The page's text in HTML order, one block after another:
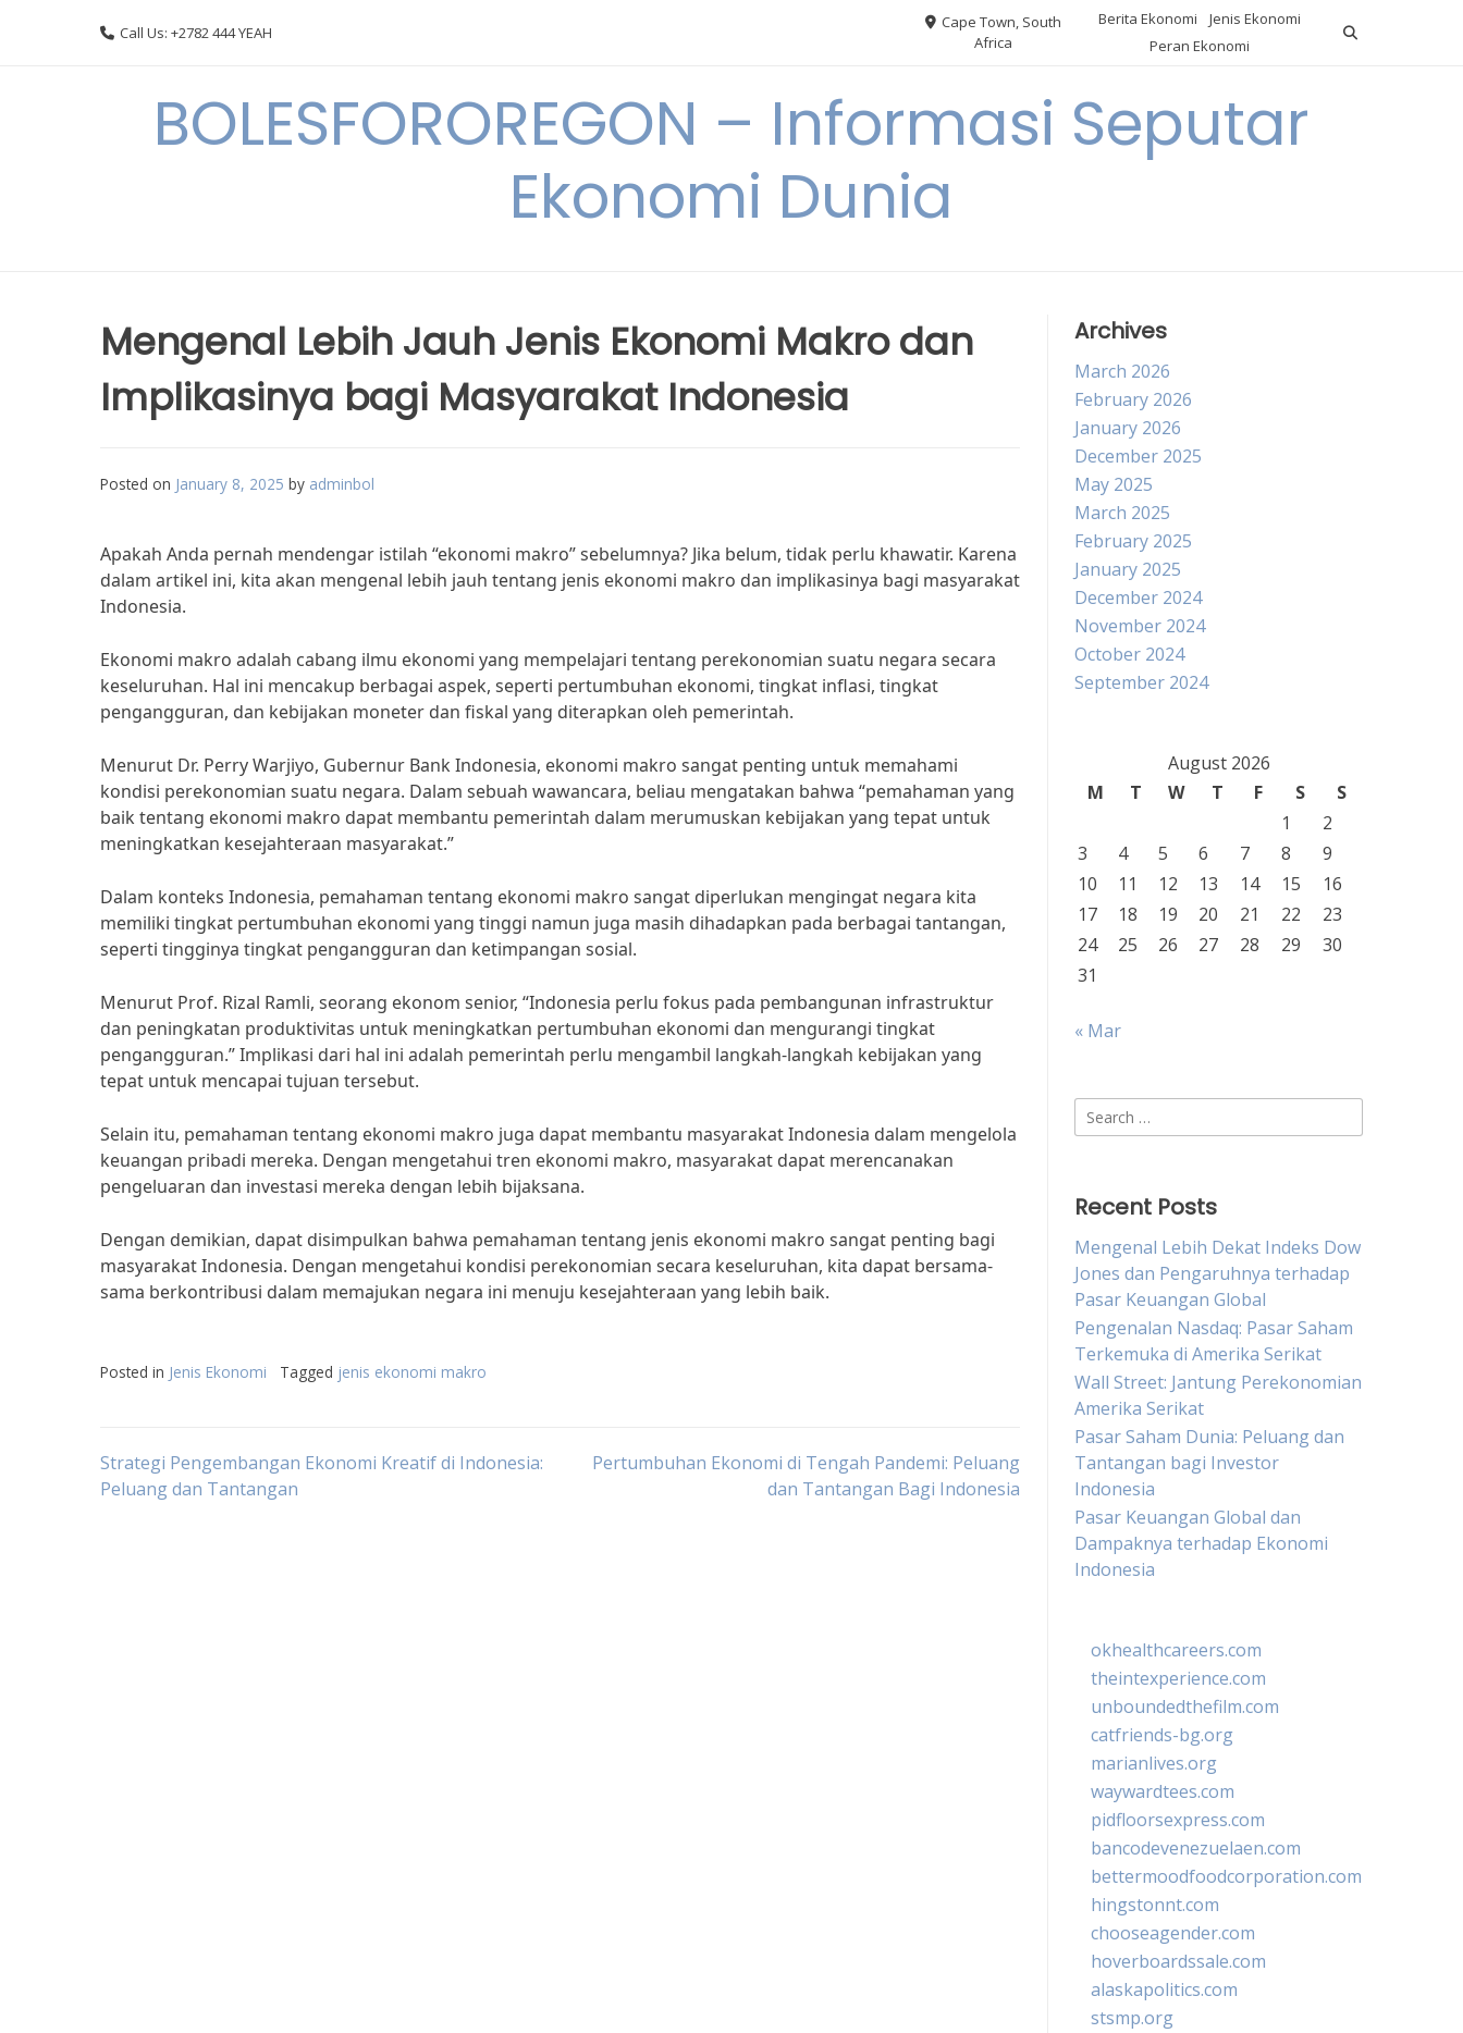
Call Us: +2782 444 YEAH
Cape Town, South
Africa
Berita Ekonomi
Jenis Ekonomi
Peran Ekonomi
BOLESFOROREGON – Informasi Seputar
Ekonomi Dunia
Mengenal Lebih Jauh Jenis Ekonomi Makro dan
Implikasinya bagi Masyarakat Indonesia
Posted on January 8, 2025 by adminbol
Apakah Anda pernah mendengar istilah “ekonomi makro” sebelumnya? Jika belum, tidak perlu khawatir. Karena
dalam artikel ini, kita akan mengenal lebih jauh tentang jenis ekonomi makro dan implikasinya bagi masyarakat
Indonesia.
Ekonomi makro adalah cabang ilmu ekonomi yang mempelajari tentang perekonomian suatu negara secara
keseluruhan. Hal ini mencakup berbagai aspek, seperti pertumbuhan ekonomi, tingkat inflasi, tingkat
pengangguran, dan kebijakan moneter dan fiskal yang diterapkan oleh pemerintah.
Menurut Dr. Perry Warjiyo, Gubernur Bank Indonesia, ekonomi makro sangat penting untuk memahami
kondisi perekonomian suatu negara. Dalam sebuah wawancara, beliau mengatakan bahwa “pemahaman yang
baik tentang ekonomi makro dapat membantu pemerintah dalam merumuskan kebijakan yang tepat untuk
meningkatkan kesejahteraan masyarakat.”
Dalam konteks Indonesia, pemahaman tentang ekonomi makro sangat diperlukan mengingat negara kita
memiliki tingkat pertumbuhan ekonomi yang tinggi namun juga masih dihadapkan pada berbagai tantangan,
seperti tingginya tingkat pengangguran dan ketimpangan sosial.
Menurut Prof. Rizal Ramli, seorang ekonom senior, “Indonesia perlu fokus pada pembangunan infrastruktur
dan peningkatan produktivitas untuk meningkatkan pertumbuhan ekonomi dan mengurangi tingkat
pengangguran.” Implikasi dari hal ini adalah pemerintah perlu mengambil langkah-langkah kebijakan yang
tepat untuk mencapai tujuan tersebut.
Selain itu, pemahaman tentang ekonomi makro juga dapat membantu masyarakat Indonesia dalam mengelola
keuangan pribadi mereka. Dengan mengetahui tren ekonomi makro, masyarakat dapat merencanakan
pengeluaran dan investasi mereka dengan lebih bijaksana.
Dengan demikian, dapat disimpulkan bahwa pemahaman tentang jenis ekonomi makro sangat penting bagi
masyarakat Indonesia. Dengan mengetahui kondisi perekonomian secara keseluruhan, kita dapat bersama-
sama berkontribusi dalam memajukan negara ini menuju kesejahteraan yang lebih baik.
Posted in Jenis Ekonomi Tagged jenis ekonomi makro
Post
Strategi Pengembangan Ekonomi Kreatif di Indonesia:
Peluang dan Tantangan
Pertumbuhan Ekonomi di Tengah Pandemi: Peluang
dan Tantangan Bagi Indonesia
Archives
March 2026
February 2026
January 2026
December 2025
May 2025
March 2025
February 2025
January 2025
December 2024
November 2024
October 2024
September 2024
August 2026
M
T W T F S
S
1
2
3
4 5 6 7 8
9
10
11 12 13 14 15
16
17
18 19 20 21 22
23
24
25 26 27 28 29
30
31
« Mar
Search
for:
Recent Posts
Mengenal Lebih Dekat Indeks Dow
Jones dan Pengaruhnya terhadap
Pasar Keuangan Global
Pengenalan Nasdaq: Pasar Saham
Terkemuka di Amerika Serikat
Wall Street: Jantung Perekonomian
Amerika Serikat
Pasar Saham Dunia: Peluang dan
Tantangan bagi Investor
Indonesia
Pasar Keuangan Global dan
Dampaknya terhadap Ekonomi
Indonesia
okhealthcareers.com
theintexperience.com
unboundedthefilm.com
catfriends-bg.org
marianlives.org
waywardtees.com
pidfloorsexpress.com
bancodevenezuelaen.com
bettermoodfoodcorporation.com
hingstonnt.com
chooseagender.com
hoverboardssale.com
alaskapolitics.com
stsmp.org